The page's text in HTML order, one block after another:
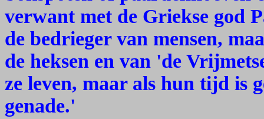
verwant met de Griekse god
de bedrieger van mensen,
de heksen en van 'de
ze leven, maar als hun tijd is
genade.'